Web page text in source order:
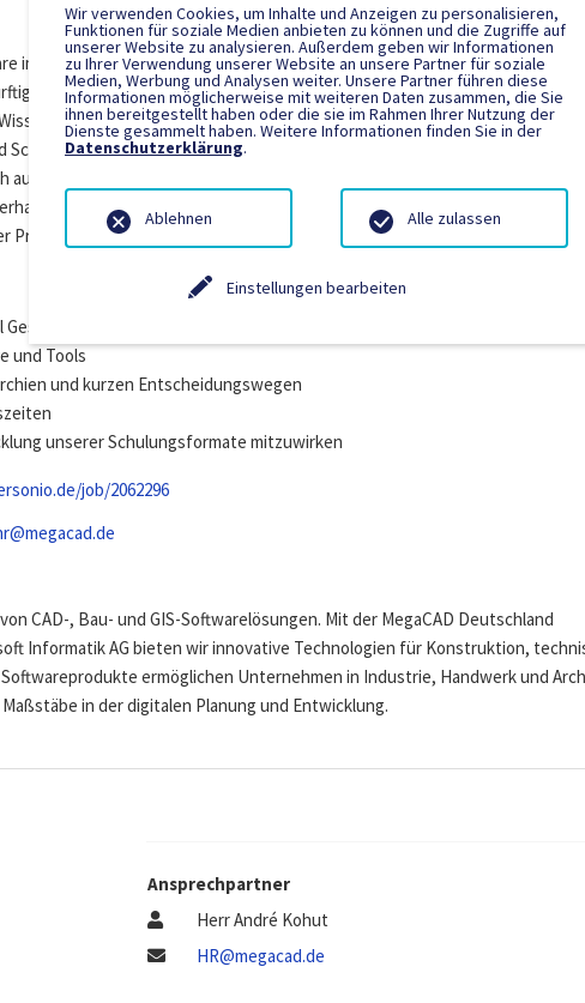
im Bereich Metallbau (z. B. MegaCAD, AutoCAD, Tenado) oder
Softwarelösungen
verständlich und motivierend zu vermitteln
auf verschiedene Zielgruppen einzustellen – vom Praktiker bis zum
Deutschlands (v. a. Kundenbesuche)
in der Anwendung entsprechender CAD-Tools
und Tools
und kurzen Entscheidungswegen
unserer Schulungsformate mitzuwirken
job/2062296
CAD-, Bau- und GIS-Softwarelösungen. Mit der MegaCAD Deutschland
Informatik AG bieten wir innovative Technologien für Konstruktion,
ermöglichen Unternehmen in Industrie, Handwerk und
in der digitalen Planung und Entwicklung.
Ansprechpartner
Herr André Kohut
HR@megacad.de
Wir verwenden Cookies, um Inhalte und Anzeigen zu personalisieren,
Funktionen für soziale Medien anbieten zu können und die Zugriffe auf
unserer Website zu analysieren. Außerdem geben wir Informationen
zu Ihrer Verwendung unserer Website an unsere Partner für soziale
Medien, Werbung und Analysen weiter. Unsere Partner führen diese
Informationen möglicherweise mit weiteren Daten zusammen, die Sie
ihnen bereitgestellt haben oder die sie im Rahmen Ihrer Nutzung der
Dienste gesammelt haben. Weitere Informationen finden Sie in der
Datenschutzerklärung.
Einstellungen bearbeiten
Ablehnen Alle zulassen